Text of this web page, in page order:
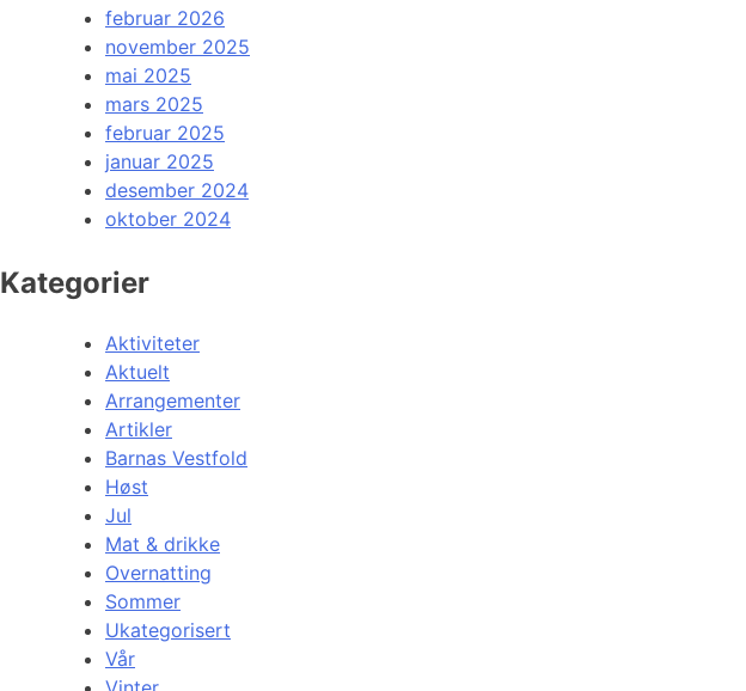
februar 2026
november 2025
mai 2025
mars 2025
februar 2025
januar 2025
desember 2024
oktober 2024
Kategorier
Aktiviteter
Aktuelt
Arrangementer
Artikler
Barnas Vestfold
Høst
Jul
Mat & drikke
Overnatting
Sommer
Ukategorisert
Vår